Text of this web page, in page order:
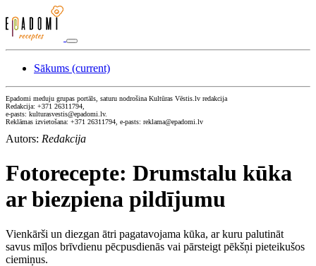
Sākums (current)
Epadomi meduju grupas portāls, saturu nodrošina Kultūras Vēstis.lv redakcija
Redakcija: +371 26311794,
e-pasts: kulturasvestis@epadomi.lv.
Reklāmas izvietošana: +371 26311794, e-pasts: reklama@epadomi.lv
Autors: Redakcija
Fotorecepte: Drumstalu kūka
ar biezpiena pildījumu
Vienkārši un diezgan ātri pagatavojama kūka, ar kuru palutināt
savus mīļos brīvdienu pēcpusdienās vai pārsteigt pēkšņi pieteikušos
ciemiņus.